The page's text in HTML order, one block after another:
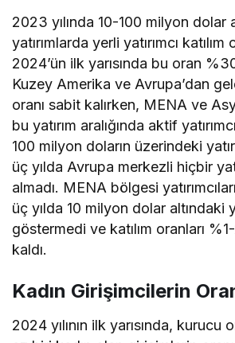
2023 yılında 10-100 milyon dolar
yatırımlarda yerli yatırımcı
2024’ün ilk yarısında bu oran
Kuzey Amerika ve Avrupa’dan
oranı sabit kalırken, MENA ve
bu yatırım aralığında aktif
100 milyon doların üzerindeki
üç yılda Avrupa merkezli hiçbir
almadı. MENA bölgesi
üç yılda 10 milyon dolar altındaki
göstermedi ve katılım oranları
kaldı.
Kadın Girişimcilerin
2024 yılının ilk yarısında, kurucu